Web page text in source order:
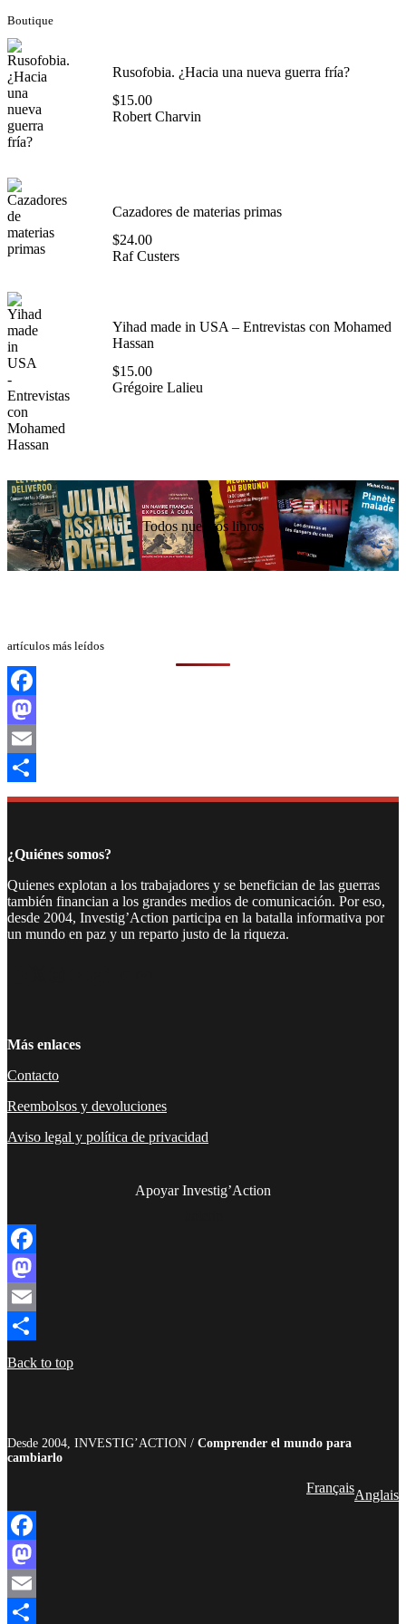
Boutique
Rusofobia. ¿Hacia una nueva guerra fría?
$15.00
Robert Charvin
Cazadores de materias primas
$24.00
Raf Custers
Yihad made in USA – Entrevistas con Mohamed
Hassan
$15.00
Grégoire Lalieu
Todos nuestros libros
artículos más leídos
Facebook
Mastodon
Email
Compartir
¿Quiénes somos?
Quienes explotan a los trabajadores y se benefician de las guerras
también financian a los grandes medios de comunicación. Por eso,
desde 2004, Investig’Action participa en la batalla informativa por
un mundo en paz y un reparto justo de la riqueza.
Más enlaces
Contacto
Reembolsos y devoluciones
Aviso legal y política de privacidad
Apoyar Investig’Action
Facebook
Mastodon
Email
Compartir
Back to top
Desde 2004, INVESTIG’ACTION / Comprender el mundo para
cambiarlo
FrançaisAnglais
Facebook
Mastodon
Email